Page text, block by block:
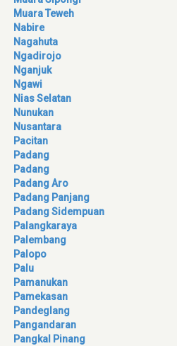
Muara Teweh
Nabire
Nagahuta
Ngadirojo
Nganjuk
Ngawi
Nias Selatan
Nunukan
Nusantara
Pacitan
Padang
Padang
Padang Aro
Padang Panjang
Padang Sidempuan
Palangkaraya
Palembang
Palopo
Palu
Pamanukan
Pamekasan
Pandeglang
Pangandaran
Pangkal Pinang